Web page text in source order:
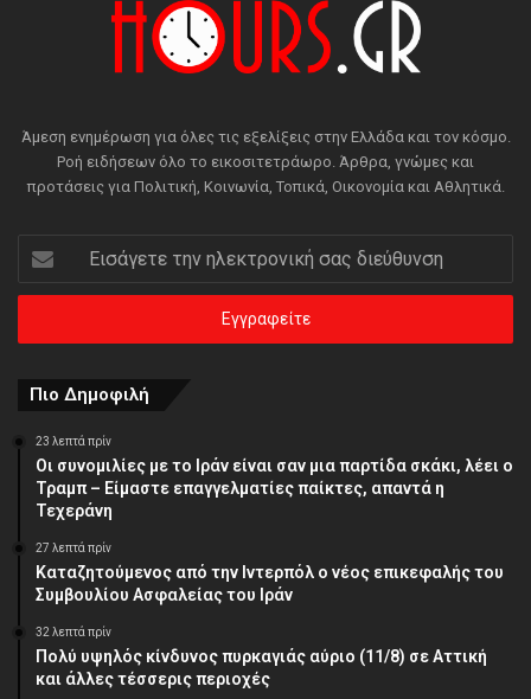
Άμεση ενημέρωση για όλες τις εξελίξεις στην Ελλάδα και τον κόσμο.
Ροή ειδήσεων όλο το εικοσιτετράωρο. Άρθρα, γνώμες και
προτάσεις για Πολιτική, Κοινωνία, Τοπικά, Οικονομία και Αθλητικά.
την
ηλεκτρονική
διεύθυνση
Πιο Δημοφιλή
23 λεπτά πρίν
Οι συνομιλίες με το Ιράν είναι σαν μια παρτίδα σκάκι, λέει ο
Τραμπ – Είμαστε επαγγελματίες παίκτες, απαντά η
Τεχεράνη
27 λεπτά πρίν
Καταζητούμενος από την Ιντερπόλ ο νέος επικεφαλής του
Συμβουλίου Ασφαλείας του Ιράν
32 λεπτά πρίν
Πολύ υψηλός κίνδυνος πυρκαγιάς αύριο (11/8) σε Αττική
και άλλες τέσσερις περιοχές